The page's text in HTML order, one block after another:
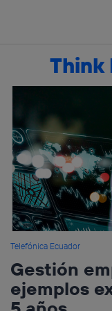
Think
Telefónica Ecuador
Gestión
ejemplos